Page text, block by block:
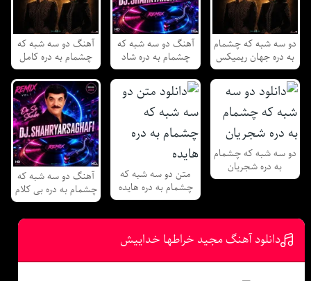
دو سه شبه که چشمام
به دره جهان ریمیکس
آهنگ دو سه شبه که
چشمام به دره شاد
آهنگ دو سه شبه که
چشمام به دره کامل
دو سه شبه که چشمام
به دره شجریان
متن دو سه شبه که
چشمام به دره هایده
آهنگ دو سه شبه که
چشمام به دره بی کلام
دانلود آهنگ مجید خراطها خداییش